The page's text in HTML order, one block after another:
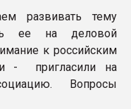
развивать тему
ее на деловой
к российским
- пригласили на
Вопросы